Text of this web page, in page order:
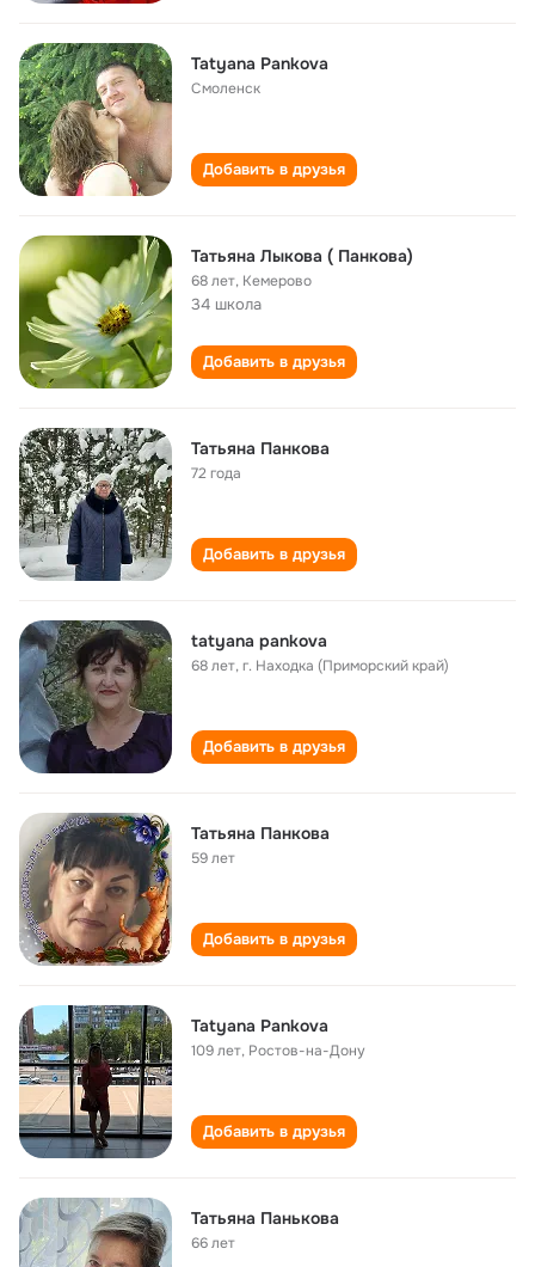
Tatyana Pankova
Смоленск
Добавить в друзья
Татьяна Лыкова ( Панкова)
68 лет, Кемерово
34 школа
Добавить в друзья
Татьяна Панкова
72 года
Добавить в друзья
tatyana pankova
68 лет,г. Находка (Приморский край)
Добавить в друзья
Татьяна Панкова
59 лет
Добавить в друзья
Tatyana Pankova
109 лет, Ростов-на-Дону
Добавить в друзья
Татьяна Панькова
66 лет